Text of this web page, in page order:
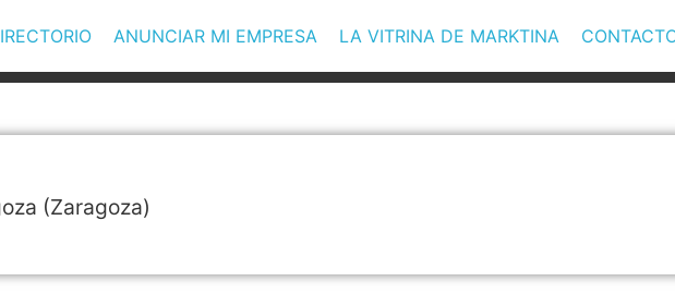
ANUNCIAR MI EMPRESA LA VITRINA DE MARKTINA
(Zaragoza)